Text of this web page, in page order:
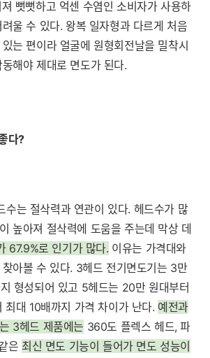
뻣뻣하고 억센 수염인소비자가 사용하
울 수 있다. 왕복 일자형과 다르게 처음
는 편이라 얼굴에 원형회전날을 밀착시
해야 제대로 면도가 된다.
다?
수는 절삭력과 연관이 있다. 헤드수가 많
높아져 절삭력에 도움을 주는데 막상 데
67.9%로 인기가 많다. 이유는 가격대와
아볼 수 있다. 3헤드 전기면도기는 3만
형성되어 있고 5헤드는 20만 원대부터
최대 10배까지 가격 차이가 난다. 예전과
3헤드 제품에는 360도 플렉스 헤드,파
은 최신 면도 기능이 들어가 면도 성능이